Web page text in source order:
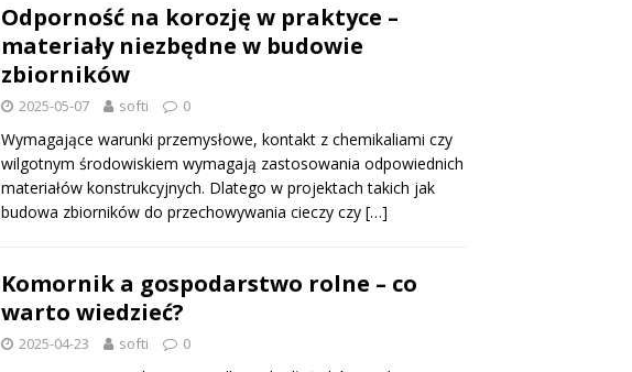
Odporność na korozję w praktyce –
materiały niezbędne w budowie
zbiorników
2025-05-07 softi 0
Wymagające warunki przemysłowe, kontakt z chemikaliami czy
wilgotnym środowiskiem wymagają zastosowania odpowiednich
materiałów konstrukcyjnych. Dlatego w projektach takich jak
budowa zbiorników do przechowywania cieczy czy […]
Komornik a gospodarstwo rolne – co
warto wiedzieć?
2025-04-23 softi 0